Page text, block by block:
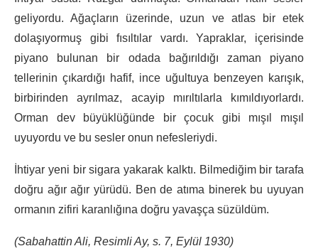
geliyordu. Ağaçların üzerinde, uzun ve atlas bir etek
dolaşıyormuş gibi fısıltılar vardı. Yapraklar, içerisinde
piyano bulunan bir odada bağırıldığı zaman piyano
tellerinin çıkardığı hafif, ince uğultuya benzeyen karışık,
birbirinden ayrılmaz, acayip mırıltılarla kımıldıyorlardı.
Orman dev büyüklüğünde bir çocuk gibi mışıl mışıl
uyuyordu ve bu sesler onun nefesleriydi.
İhtiyar yeni bir sigara yakarak kalktı. Bilmediğim bir tarafa
doğru ağır ağır yürüdü. Ben de atıma binerek bu uyuyan
ormanın zifiri karanlığına doğru yavaşça süzüldüm.
(Sabahattin Ali, Resimli Ay, s. 7, Eylül 1930)